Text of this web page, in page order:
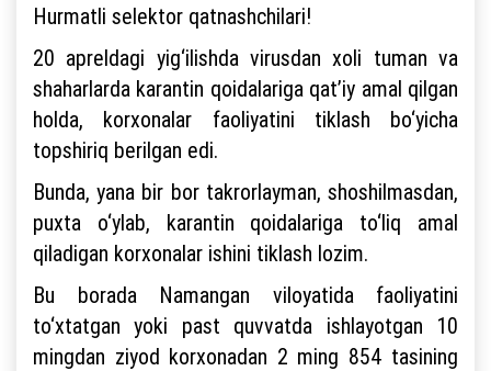
Hurmatli selektor qatnashchilari!
20 apreldagi yig‘ilishda virusdan xoli tuman va
shaharlarda karantin qoidalariga qat’iy amal qilgan
holda, korxonalar faoliyatini tiklash bo‘yicha
topshiriq berilgan edi.
Bunda, yana bir bor takrorlayman, shoshilmasdan,
puxta o‘ylab, karantin qoidalariga to‘liq amal
qiladigan korxonalar ishini tiklash lozim.
Bu borada Namangan viloyatida faoliyatini
to‘xtatgan yoki past quvvatda ishlayotgan 10
mingdan ziyod korxonadan 2 ming 854 tasining